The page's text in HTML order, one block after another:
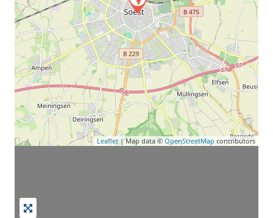
Leaflet | Map data © OpenStreetMap contributors